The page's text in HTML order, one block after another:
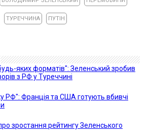
ТУРЕЧЧИНА ПУТІН
яких форматів": Зеленський зробив
з РФ у Туреччині
РФ": Франція та США готують вбивчі
зростання рейтингу Зеленського